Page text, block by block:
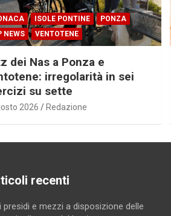
ISOLE PONTINE
PONZA
NEWS
VENTOTENE
dei Nas a Ponza e
irregolarità in sei
su sette
2026 Redazione
recenti
presidi e mezzi a disposizione delle